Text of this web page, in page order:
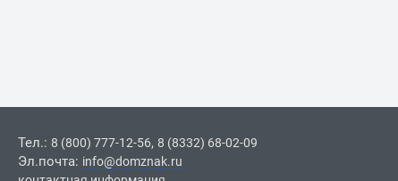
Тел.: 8 (800) 777-12-56, 8 (8332) 68-02-09
Эл.почта: info@domznak.ru